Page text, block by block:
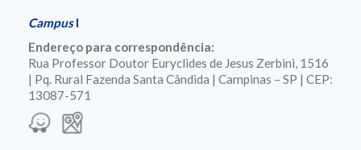
CampusI
Endereço para correspondência:
Rua Professor Doutor Euryclides de Jesus Zerbini, 1516
| Pq. Rural Fazenda Santa Cândida | Campinas – SP | CEP:
13087-571